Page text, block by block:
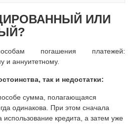
ИЛИ
погашения платежей:
и аннуитетному.
так и недостатки:
сумма, полагающаяся
одинакова. При этом сначала
использование кредита, а затем уже